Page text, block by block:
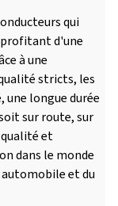
qui
d'une
à une
stricts, les
une longue durée
sur route, sur
et
dans le monde
et du